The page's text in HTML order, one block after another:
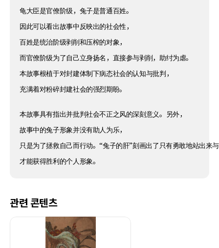
龟大臣是官僚阶级，兔子是普通百姓。
因此可以看出故事中反映出的社会性，
百姓是统治阶级剥削和压榨的对象，
而官僚阶级为了自己立身扬名，直接参与剥削，助纣为虐。
本故事根植于对封建体制下病态社会的认知与批判，
充满着对粉碎封建社会的强烈期盼。
本故事具有指出并批判社会不正之风的深刻意义。另外，
故事中的兔子形象并没有助人为乐，
只是为了拯救自己而行动。“兔子的肝”刻画出了只有勇敢地站出来
才能获得胜利的个人形象。
관련 콘텐츠